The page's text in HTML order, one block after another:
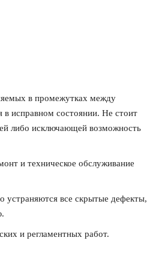
в промежутках между
исправном состоянии. Не стоит
либо исключающей возможность
и техническое обслуживание
устраняются все скрытые дефекты,
и регламентных работ.